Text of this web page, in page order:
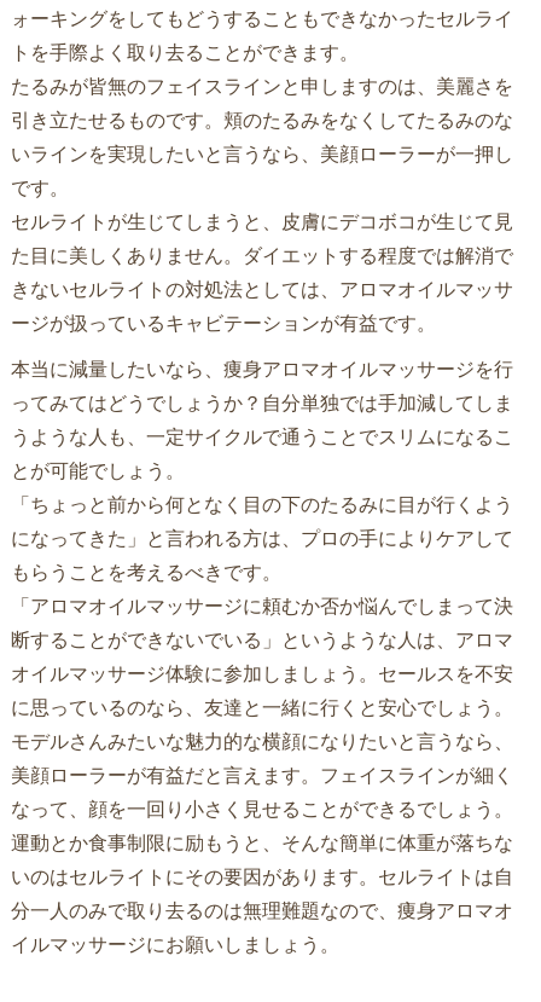
ォーキングをしてもどうすることもできなかったセルライ
トを手際よく取り去ることができます。
たるみが皆無のフェイスラインと申しますのは、美麗さを
引き立たせるものです。頬のたるみをなくしてたるみのな
いラインを実現したいと言うなら、美顔ローラーが一押し
です。
セルライトが生じてしまうと、皮膚にデコボコが生じて見
た目に美しくありません。ダイエットする程度では解消で
きないセルライトの対処法としては、アロマオイルマッサ
ージが扱っているキャビテーションが有益です。
本当に減量したいなら、痩身アロマオイルマッサージを行
ってみてはどうでしょうか？自分単独では手加減してしま
うような人も、一定サイクルで通うことでスリムになるこ
とが可能でしょう。
「ちょっと前から何となく目の下のたるみに目が行くよう
になってきた」と言われる方は、プロの手によりケアして
もらうことを考えるべきです。
「アロマオイルマッサージに頼むか否か悩んでしまって決
断することができないでいる」というような人は、アロマ
オイルマッサージ体験に参加しましょう。セールスを不安
に思っているのなら、友達と一緒に行くと安心でしょう。
モデルさんみたいな魅力的な横顔になりたいと言うなら、
美顔ローラーが有益だと言えます。フェイスラインが細く
なって、顔を一回り小さく見せることができるでしょう。
運動とか食事制限に励もうと、そんな簡単に体重が落ちな
いのはセルライトにその要因があります。セルライトは自
分一人のみで取り去るのは無理難題なので、痩身アロマオ
イルマッサージにお願いしましょう。